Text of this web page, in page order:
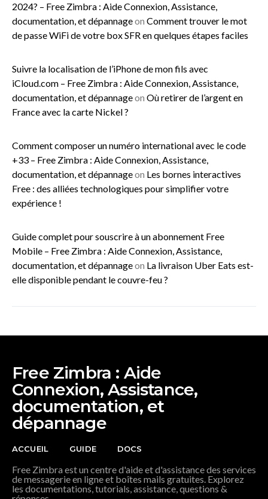
2024? – Free Zimbra : Aide Connexion, Assistance,
documentation, et dépannageon Comment trouver le mot
de passe WiFi de votre box SFR en quelques étapes faciles
Suivre la localisation de l’iPhone de mon fils avec
iCloud.com – Free Zimbra : Aide Connexion, Assistance,
documentation, et dépannageon Où retirer de l’argent en
France avec la carte Nickel ?
Comment composer un numéro international avec le code
+33 – Free Zimbra : Aide Connexion, Assistance,
documentation, et dépannageon Les bornes interactives
Free : des alliées technologiques pour simplifier votre
expérience !
Guide complet pour souscrire à un abonnement Free
Mobile – Free Zimbra : Aide Connexion, Assistance,
documentation, et dépannageon La livraison Uber Eats est-
elle disponible pendant le couvre-feu ?
Free Zimbra : Aide
Connexion, Assistance,
documentation, et
dépannage
ACCUEIL GUIDE DOCS
Free Zimbra est un centre d'aide et d'assistance des services
de messagerie en ligne et boîtes mails gratuites. Explorez
les documentations, tutorials, assistance, questions &